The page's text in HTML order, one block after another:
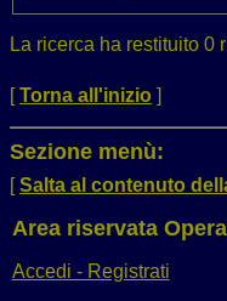
La ricerca ha restituito 0
[Torna all'inizio ]
Sezione menù:
[Salta al contenuto
Area riservata
Accedi - Registrati